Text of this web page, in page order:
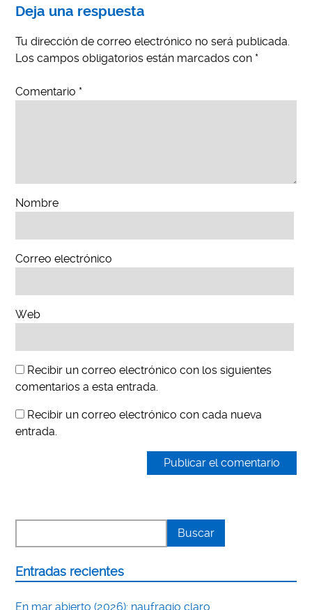
Deja una respuesta
Tu dirección de correo electrónico no será publicada.
Los campos obligatorios están marcados con *
Comentario *
Nombre
Correo electrónico
Web
Recibir un correo electrónico con los siguientes
comentarios a esta entrada.
Recibir un correo electrónico con cada nueva
entrada.
Entradas recientes
En mar abierto (2026): naufragio claro